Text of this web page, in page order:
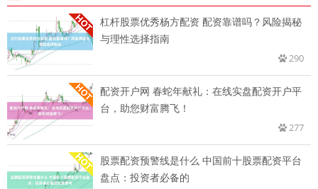
杠杆股票优秀杨方配资 配资靠谱吗？风险揭秘
与理性选择指南
290
配资开户网 春蛇年献礼：在线实盘配资开户平
台，助您财富腾飞！
277
股票配资预警线是什么 中国前十股票配资平台
盘点：投资者必备的